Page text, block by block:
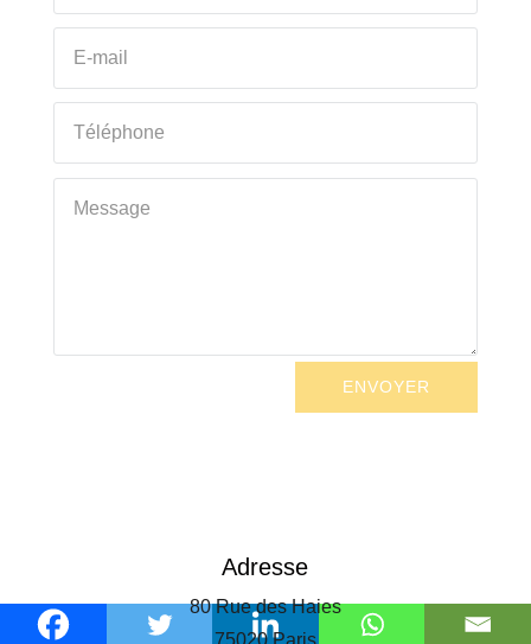
ENVOYER
Adresse
80 Rue des Haies
75020 Paris